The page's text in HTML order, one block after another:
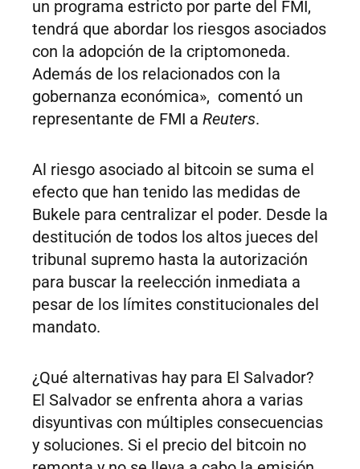
un programa estricto por parte del FMI,
tendrá que abordar los riesgos asociados
con la adopción de la criptomoneda.
Además de los relacionados con la
gobernanza económica», comentó un
representante de FMI a Reuters.
Al riesgo asociado al bitcoin se suma el
efecto que han tenido las medidas de
Bukele para centralizar el poder. Desde la
destitución de todos los altos jueces del
tribunal supremo hasta la autorización
para buscar la reelección inmediata a
pesar de los límites constitucionales del
mandato.
¿Qué alternativas hay para El Salvador?
El Salvador se enfrenta ahora a varias
disyuntivas con múltiples consecuencias
y soluciones. Si el precio del bitcoin no